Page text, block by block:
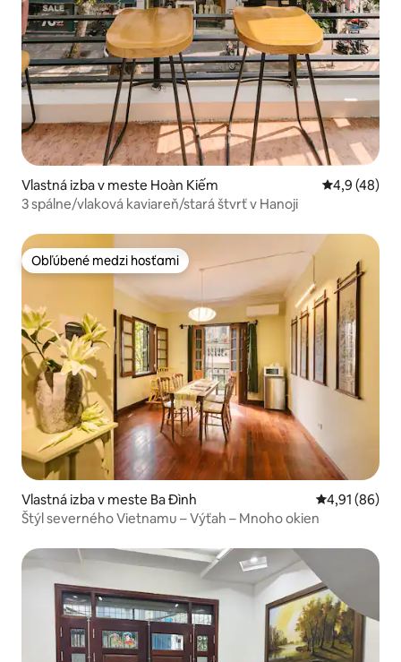
Vlastná izba v meste Hoàn Kiếm Priemerné
4,9 (48)
3 spálne/vlaková kaviareň/stará štvrť v Hanoji
Obľúbené medzi hosťami
Obľúbené medzi hosťami
Vlastná izba v meste Ba Đình Priemerné
4,91 (86)
Štýl severného Vietnamu – Výťah – Mnoho okien